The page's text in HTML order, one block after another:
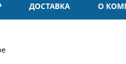
ДОСТАВКА О